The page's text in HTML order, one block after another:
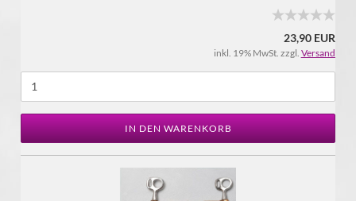
23,90 EUR
inkl. 19% MwSt. zzgl. Versand
IN DEN WARENKORB